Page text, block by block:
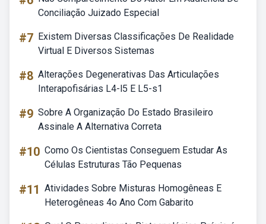
Conciliação Juizado Especial
#7 Existem Diversas Classificações De Realidade
Virtual E Diversos Sistemas
#8 Alterações Degenerativas Das Articulações
Interapofisárias L4-l5 E L5-s1
#9 Sobre A Organização Do Estado Brasileiro
Assinale A Alternativa Correta
#10 Como Os Cientistas Conseguem Estudar As
Células Estruturas Tão Pequenas
#11 Atividades Sobre Misturas Homogêneas E
Heterogêneas 4o Ano Com Gabarito